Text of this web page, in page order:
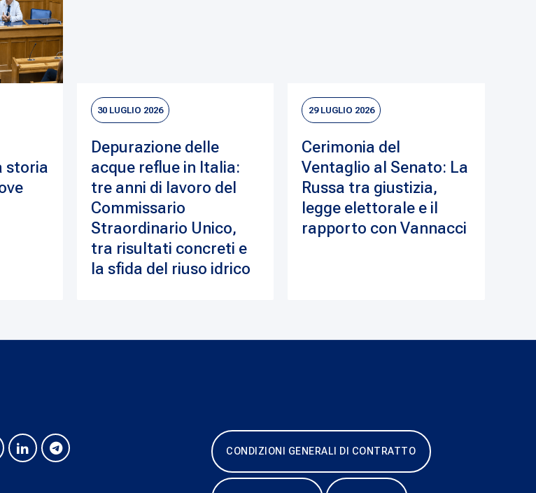
storia
30 LUGLIO 2026
Depurazione delle
acque reflue in Italia:
tre anni di lavoro del
Commissario
Straordinario Unico,
tra risultati concreti e
la sfida del riuso idrico
29 LUGLIO 2026
Cerimonia del
Ventaglio al Senato: La
Russa tra giustizia,
legge elettorale e il
rapporto con Vannacci
CONDIZIONI GENERALI DI CONTRATTO